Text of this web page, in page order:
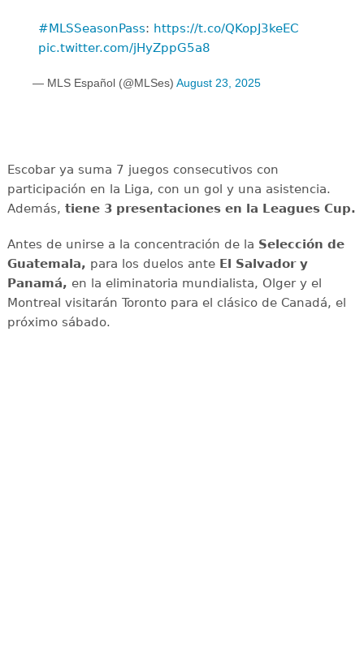
#MLSSeasonPass: https://t.co/QKopJ3keEC
pic.twitter.com/jHyZppG5a8
— MLS Español (@MLSes) August 23, 2025
Escobar ya suma 7 juegos consecutivos con
participación en la Liga, con un gol y una asistencia.
Además, tiene 3 presentaciones en la Leagues Cup.
Antes de unirse a la concentración de la Selección de
Guatemala, para los duelos ante El Salvador y
Panamá, en la eliminatoria mundialista, Olger y el
Montreal visitarán Toronto para el clásico de Canadá, el
próximo sábado.